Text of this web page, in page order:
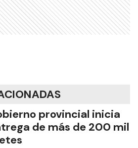
provincial inicia
de más de 200 mil